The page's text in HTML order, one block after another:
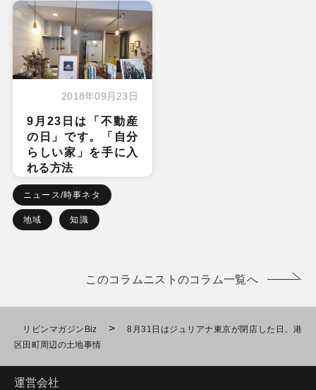
2018年09月23日
9月23日は「不動産
の日」です。「自分
らしい家」を手に入
れる方法
ニュース/時事ネタ
地域 知識
このコラムニストのコラム一覧へ
リビンマガジンBiz >
8月31日はジュリアナ東京が閉店した日。港
区田町周辺の土地事情
運営会社